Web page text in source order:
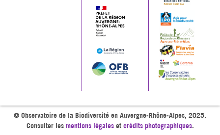
© Observatoire de la Biodiversité en Auvergne-Rhône-Alpes, 2025.
Consulter les mentions légaleset crédits photographiques.